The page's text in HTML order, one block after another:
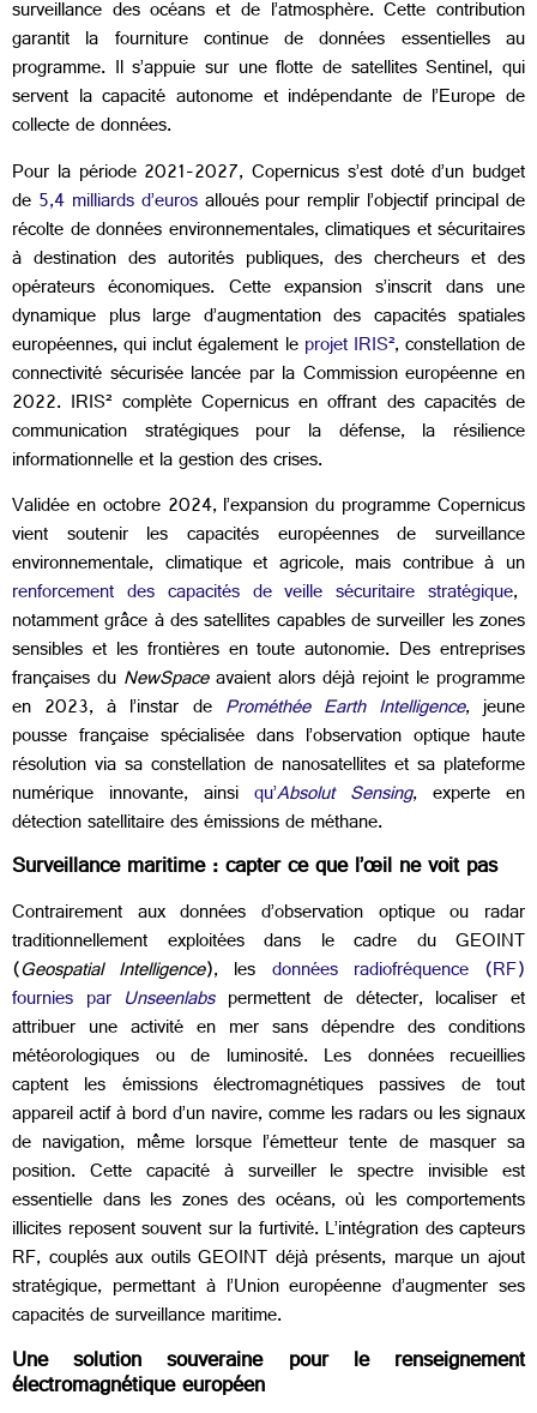
surveillance des océans et de l’atmosphère. Cette contribution
garantit la fourniture continue de données essentielles au
programme. Il s’appuie sur une flotte de satellites Sentinel, qui
servent la capacité autonome et indépendante de l’Europe de
collecte de données.
Pour la période 2021-2027, Copernicus s’est doté d’un budget
de 5,4 milliards d’eurosalloués pour remplir l’objectif principal de
récolte de données environnementales, climatiques et sécuritaires
à destination des autorités publiques, des chercheurs et des
opérateurs économiques. Cette expansion s’inscrit dans une
dynamique plus large d’augmentation des capacités spatiales
européennes, qui inclut également leprojet IRIS², constellation de
connectivité sécurisée lancée par la Commission européenne en
2022. IRIS² complète Copernicus en offrant des capacités de
communication stratégiques pour la défense, la résilience
informationnelle et la gestion des crises.
Validée en octobre 2024, l’expansion du programmeCopernicus
vient soutenir les capacités européennes de surveillance
environnementale, climatique et agricole, mais contribue à un
renforcement des capacités de veille sécuritaire stratégique,
notamment grâce à des satellites capables de surveiller les zones
sensibles et les frontières en toute autonomie. Des entreprises
françaises du NewSpaceavaient alors déjà rejoint le programme
en 2023, à l’instar de Prométhée Earth Intelligence, jeune
pousse française spécialisée dans l’observation optique haute
résolution via sa constellation de nanosatellites et sa plateforme
numérique innovante, ainsi qu’Absolut Sensing, experte en
détection satellitaire des émissions de méthane.
Surveillance maritime : capter ce que l’œil ne voit pas
Contrairement aux données d’observation optique ou radar
traditionnellement exploitées dans le cadre du GEOINT
(Geospatial Intelligence), les données radiofréquence (RF)
fournies par Unseenlabs permettent de détecter, localiser et
attribuer une activité en mer sans dépendre des conditions
météorologiques ou de luminosité. Les données recueillies
captent les émissions électromagnétiques passives de tout
appareil actif à bord d’un navire, comme les radars ou les signaux
de navigation, même lorsque l’émetteur tente de masquer sa
position. Cette capacité à surveiller le spectre invisible est
essentielle dans les zones des océans, où les comportements
illicites reposent souvent sur la furtivité. L’intégration des capteurs
RF, couplés aux outils GEOINT déjà présents, marque un ajout
stratégique, permettant à l’Union européenne d’augmenter ses
capacités de surveillance maritime.
Une solution souveraine pour le renseignement
électromagnétique européen